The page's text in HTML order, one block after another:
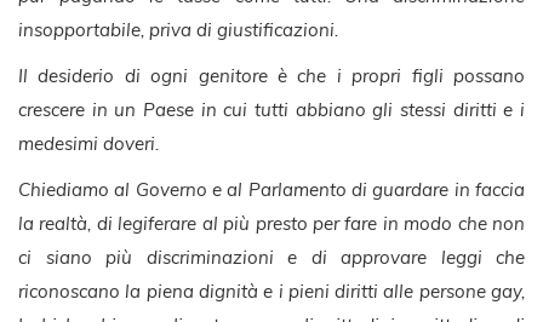
insopportabile, priva di giustificazioni.
Il desiderio di ogni genitore è che i propri figli possano
crescere in un Paese in cui tutti abbiano gli stessi diritti e i
medesimi doveri.
Chiediamo al Governo e al Parlamento di guardare in faccia
la realtà, di legiferare al più presto per fare in modo che non
ci siano più discriminazioni e di approvare leggi che
riconoscano la piena dignità e i pieni diritti alle persone gay,